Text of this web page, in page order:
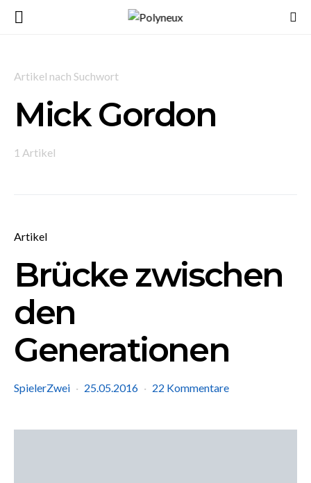
Artikel nach Suchwort
Mick Gordon
1 Artikel
Artikel
Brücke zwischen
den
Generationen
SpielerZwei 25.05.2016 22 Kommentare